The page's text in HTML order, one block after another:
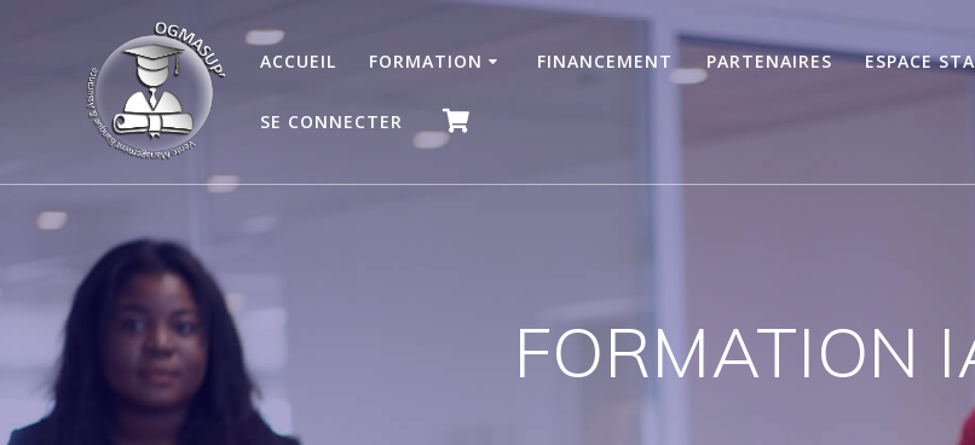
ACCUEIL FORMATION FINANCEMENT PARTENAIRES ESPACE
SE CONNECTER
FORMATION